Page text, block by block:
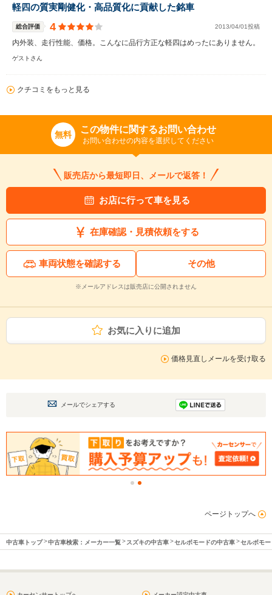
軽四の質実剛健化・高品質化に貢献した銘車
総合評価 4 2013/04/01投稿
内外装、走行性能、価格。こんなに品行方正な軽四はめったにありません。
ゲストさん
クチコミをもっと見る
無料 この物件に関するお問い合わせ
お問い合わせの内容を選択してください
販売店から最短即日、メールで返答！
お店に行って車を見る
在庫確認・見積依頼をする
車両状態を確認する その他
※メールアドレスは販売店に公開されません
お気に入りに追加
価格見直しメールを受け取る
メールでシェアする
ページトップへ
中古車トップ 中古車検索：メーカー一覧 スズキの中古車 セルボモードの中古車 セルボモ